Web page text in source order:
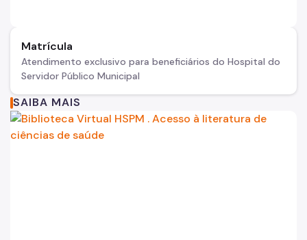
Matrícula
Atendimento exclusivo para beneficiários do Hospital do
Servidor Público Municipal
SAIBA MAIS